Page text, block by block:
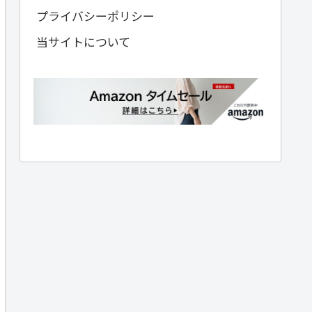
プライバシーポリシー
当サイトについて